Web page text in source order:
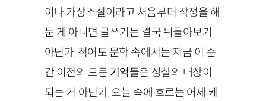
이나 가상소설이라고 처음부터 작정을 해
둔 게 아니면 글쓰기는 결국 뒤돌아보기
아닌가. 적어도 문학 속에서는 지금 이 순
간 이전의 모든 기억들은 성찰의 대상이
되는 거 아닌가. 오늘 속에 흐르는 어제 캐